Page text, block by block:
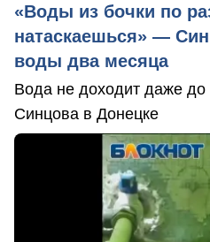
«Воды из бочки по
натаскаешься» —
воды два месяца
Вода не доходит даже до
Синцова в Донецке